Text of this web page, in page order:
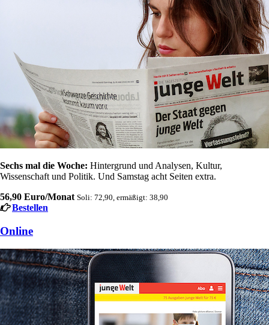
Sechs mal die Woche: Hintergrund und Analysen, Kultur,
Wissenschaft und Politik. Und Samstag acht Seiten extra.
56,90 Euro/Monat Soli: 72,90, ermäßigt: 38,90
Bestellen
Online